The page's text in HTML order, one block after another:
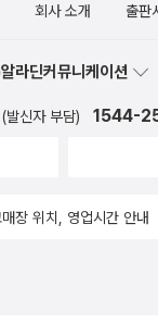
를 진행한다. 선정도
파트 옆 작은 논> <
부여 의미로 쉽게 읽
나 OX 퀴즈 형식으
회사 소개 출판
라딘커뮤니케이션
발신자 부담) 1544-
매장 위치, 영업시간 안내